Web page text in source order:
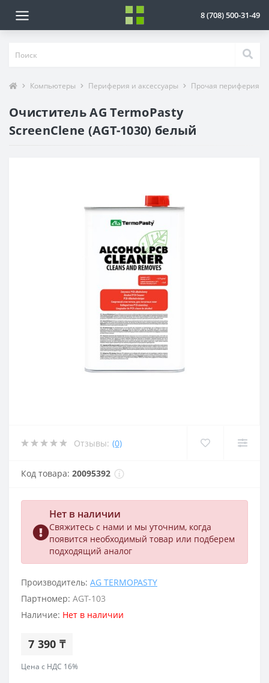
8 (708) 500-31-49
Компьютеры Периферия и аксессуары Прочая периферия
Очиститель AG TermoPasty
ScreenClene (AGT-1030) белый
Отзывы: (0)
Код товара: 20095392
Нет в наличии
Свяжитесь с нами и мы уточним, когда
появится необходимый товар или подберем
подходящий аналог
Производитель: AG TERMOPASTY
Партномер: AGT-103
Наличие: Нет в наличии
7 390 ₸
Цена с НДС 16%